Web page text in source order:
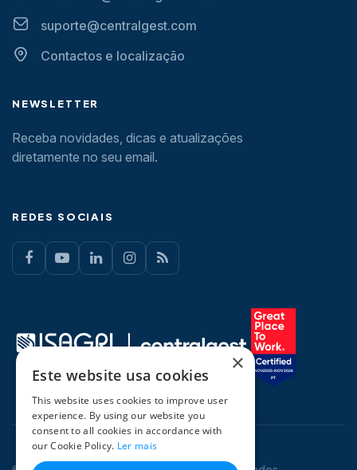
suporte@centralgest.com
Contactos e localização
NEWSLETTER
Receba novidades, dicas e atualizações
diretamente no seu email.
REDES SOCIAIS
×
Este website usa cookies
This website uses cookies to improve user
experience. By using our website you
consent to all cookies in accordance with
our Cookie Policy. Ler mais